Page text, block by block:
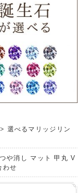
> 選べるマリッジリン
や消し マット 甲丸 V
わせ